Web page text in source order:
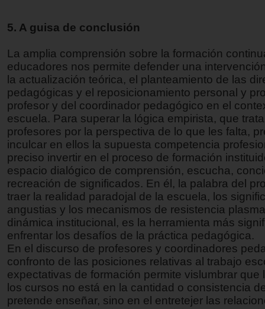
5. A guisa de conclusión
La amplia comprensión sobre la formación
educadores nos permite defender una
la actualización teórica, el planteamiento de las
pedagógicas y el reposicionamiento personal y
profesor y del coordinador pedagógico en el
escuela. Para superar la lógica empirista, que
profesores por la perspectiva de lo que les falta,
inculcar en ellos la supuesta competencia
preciso invertir en el proceso de formación
espacio dialógico de comprensión, escucha,
recreación de significados. En él, la palabra del
traer la realidad paradojal de la escuela, los
angustias y los mecanismos de resistencia
dinámica institucional, es la herramienta más
enfrentar los desafíos de la práctica pedagógica.
En el discurso de profesores y coordinadores
confronto de las posiciones relativas al trabajo
expectativas de formación permite vislumbrar que
los cursos no está en la cantidad o consistencia
pretende enseñar, sino en el entretejer las